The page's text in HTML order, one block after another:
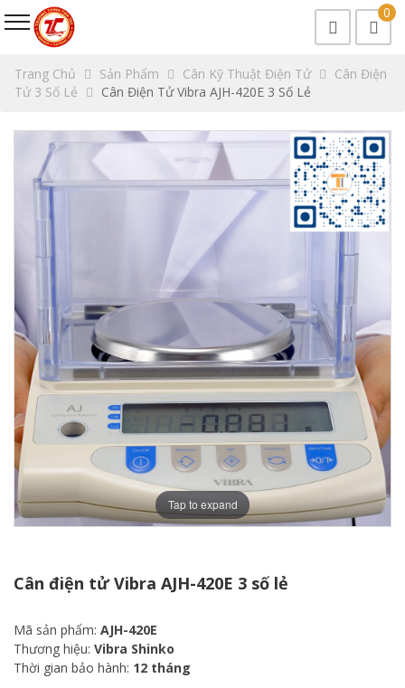
0
Trang Chủ Sản Phẩm Cân Kỹ Thuật Điện Tử
Cân Điện
Tử 3 Số Lẻ
Cân Điện Tử Vibra AJH-420E 3 Số Lẻ
Tap to expand
Cân điện tử Vibra AJH-420E 3 số lẻ
Mã sản phẩm: AJH-420E
Thương hiệu: Vibra Shinko
Thời gian bảo hành: 12 tháng